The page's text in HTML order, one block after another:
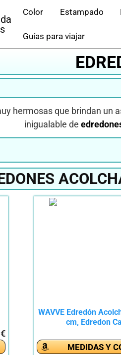
Color Estampado
Guías para viajar
hermosas que brindan un
inigualable de
WAVVE Edredón
cm, Edredon
MEDIDAS Y